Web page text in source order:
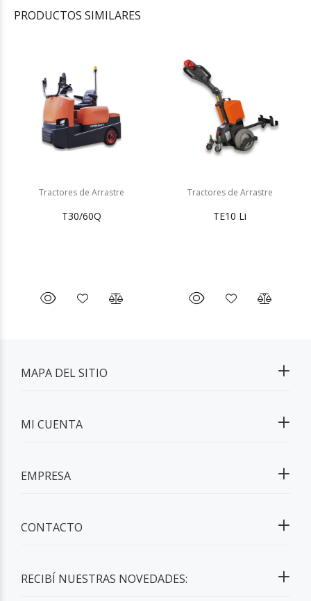
PRODUCTOS SIMILARES
Tractores de Arrastre
T30/60Q
Tractores de Arrastre
TE10 Li
RECIBÍ NUESTRAS NOVEDADES:
MAPA DEL SITIO
MI CUENTA
EMPRESA
CONTACTO